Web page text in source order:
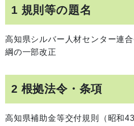
1 規則等の題名
高知県シルバー人材センター連
綱の一部改正
2 根拠法令・条項
高知県補助金等交付規則（昭和